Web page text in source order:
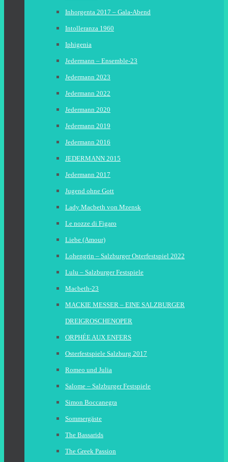
Inhorgenta 2017 – Gala-Abend
Intolleranza 1960
Iphigenia
Jedermann – Ensemble-23
Jedermann 2023
Jedermann 2022
Jedermann 2020
Jedermann 2019
Jedermann 2016
JEDERMANN 2015
Jedermann 2017
Jugend ohne Gott
Lady Macbeth von Mzensk
Le nozze di Figaro
Liebe (Amour)
Lohengrin – Salzburger Osterfestspiel 2022
Lulu – Salzburger Festspiele
Macbeth-23
MACKIE MESSER – EINE SALZBURGER
DREIGROSCHENOPER
ORPHÉE AUX ENFERS
Osterfestspiele Salzburg 2017
Romeo und Julia
Salome – Salzburger Festspiele
Simon Boccanegra
Sommergäste
The Bassarids
The Greek Passion